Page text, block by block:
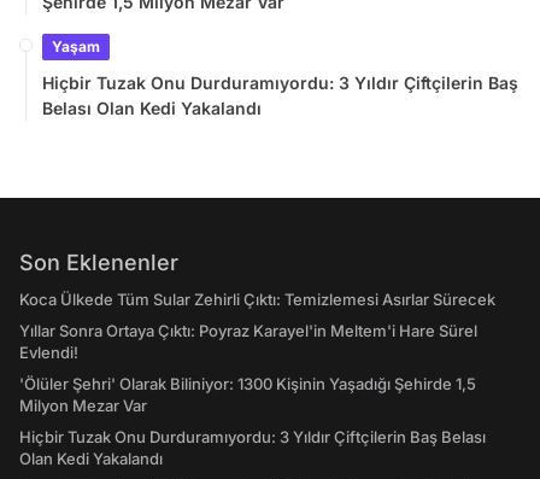
Yaşam
Hiçbir Tuzak Onu Durduramıyordu: 3 Yıldır Çiftçilerin Baş
Belası Olan Kedi Yakalandı
Son Eklenenler
Koca Ülkede Tüm Sular Zehirli Çıktı: Temizlemesi Asırlar Sürecek
Yıllar Sonra Ortaya Çıktı: Poyraz Karayel'in Meltem'i Hare Sürel
Evlendi!
'Ölüler Şehri' Olarak Biliniyor: 1300 Kişinin Yaşadığı Şehirde 1,5
Milyon Mezar Var
Hiçbir Tuzak Onu Durduramıyordu: 3 Yıldır Çiftçilerin Baş Belası
Olan Kedi Yakalandı